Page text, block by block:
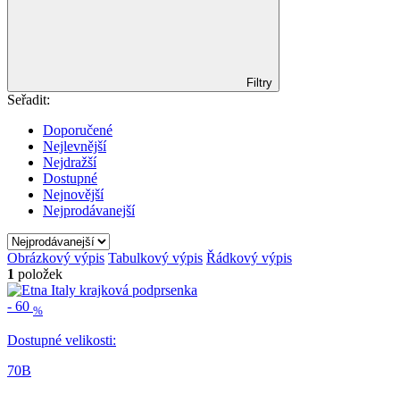
Filtry
Seřadit:
Doporučené
Nejlevnější
Nejdražší
Dostupné
Nejnovější
Nejprodávanejší
Obrázkový výpis Tabulkový výpis Řádkový výpis
1 položek
- 60 %
Dostupné velikosti:
70B